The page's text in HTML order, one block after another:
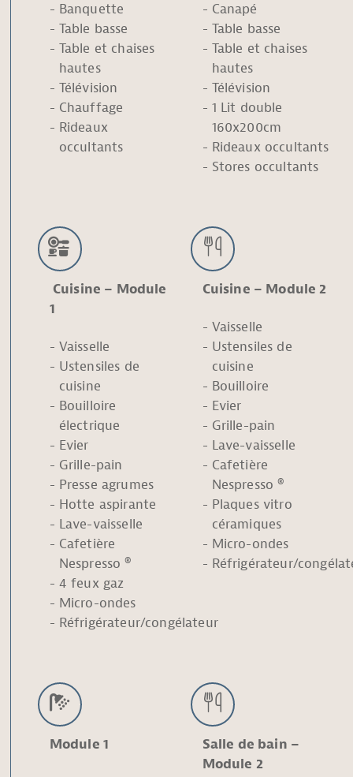
Banquette
Table basse
Table et chaises
hautes
Télévision
Chauffage
Rideaux
occultants
Canapé
Table basse
Table et chaises
hautes
Télévision
1 Lit double
160x200cm
Rideaux occultants
Stores occultants
Cuisine – Module
1
Vaisselle
Ustensiles de
cuisine
Bouilloire
électrique
Evier
Grille-pain
Presse agrumes
Hotte aspirante
Lave-vaisselle
Cafetière
Nespresso ®
4 feux gaz
Micro-ondes
Réfrigérateur/congélateur
Cuisine – Module 2
Vaisselle
Ustensiles de
cuisine
Bouilloire
Evier
Grille-pain
Lave-vaisselle
Cafetière
Nespresso ®
Plaques vitro
céramiques
Micro-ondes
Réfrigérateur/
Module 1
Salle de bain –
Module 2